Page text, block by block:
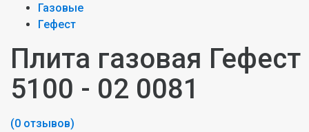
Газовые
Гефест
Плита газовая Гефест
5100 - 02 0081
(0 отзывов)